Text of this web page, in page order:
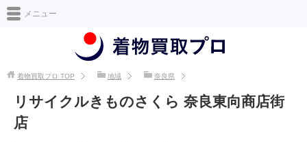
日本最大級の着物買取情報サイト [着物買取プロ]
メニュー
着物買取プロ TOP 地域 奈良県
リサイクルきものさくら 奈良東向商店街
店